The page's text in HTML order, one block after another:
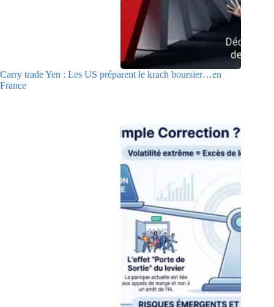
Carry trade Yen : Les US préparent le krach boursier…en
France